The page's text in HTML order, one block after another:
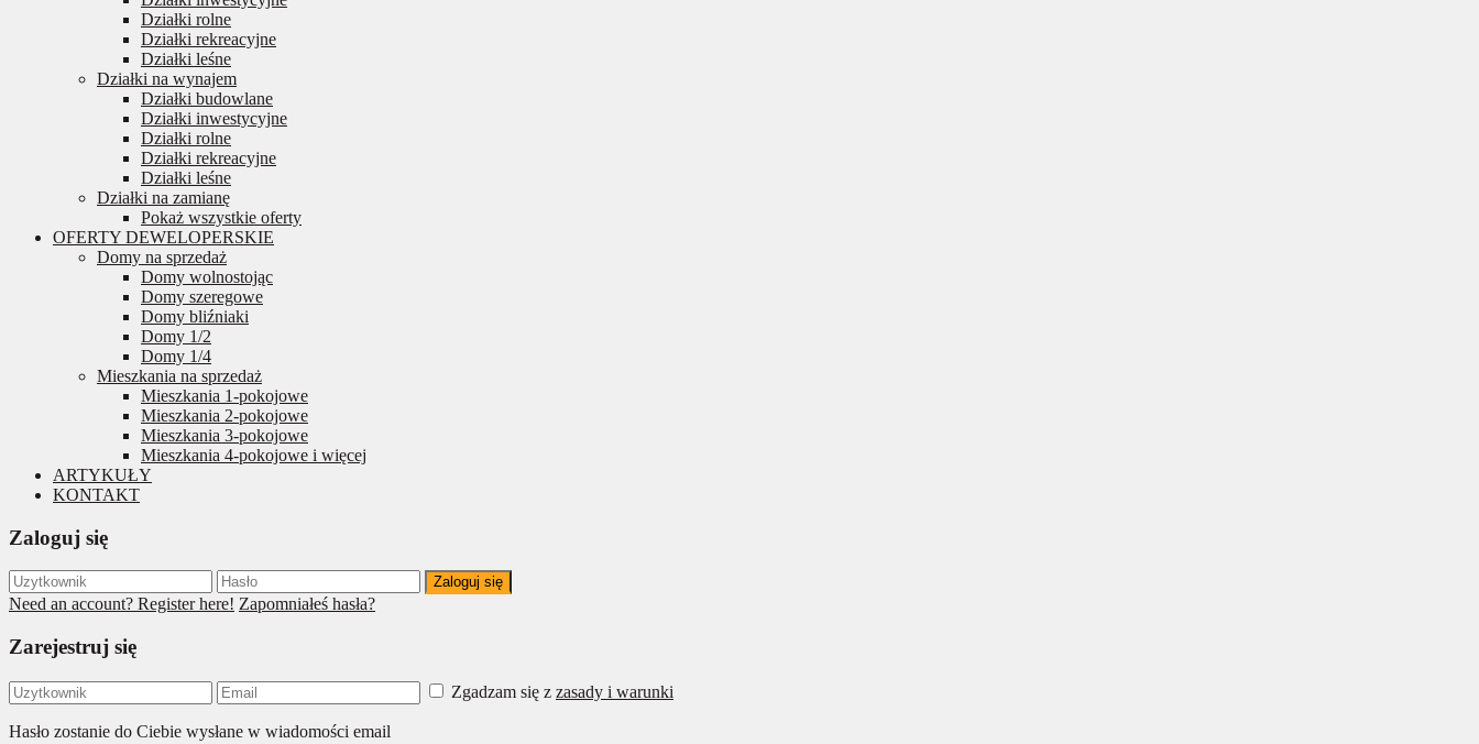
Działki rolne
Działki rekreacyjne
Działki leśne
Działki na wynajem
Działki budowlane
Działki inwestycyjne
Działki rolne
Działki rekreacyjne
Działki leśne
Działki na zamianę
Pokaż wszystkie oferty
OFERTY DEWELOPERSKIE
Domy na sprzedaż
Domy wolnostojąc
Domy szeregowe
Domy bliźniaki
Domy 1/2
Domy 1/4
Mieszkania na sprzedaż
Mieszkania 1-pokojowe
Mieszkania 2-pokojowe
Mieszkania 3-pokojowe
Mieszkania 4-pokojowe i więcej
ARTYKUŁY
KONTAKT
Zaloguj się
Zaloguj się
Need an account? Register here! Zapomniałeś hasła?
Zarejestruj się
Zgadzam się z zasady i warunki
Hasło zostanie do Ciebie wysłane w wiadomości email